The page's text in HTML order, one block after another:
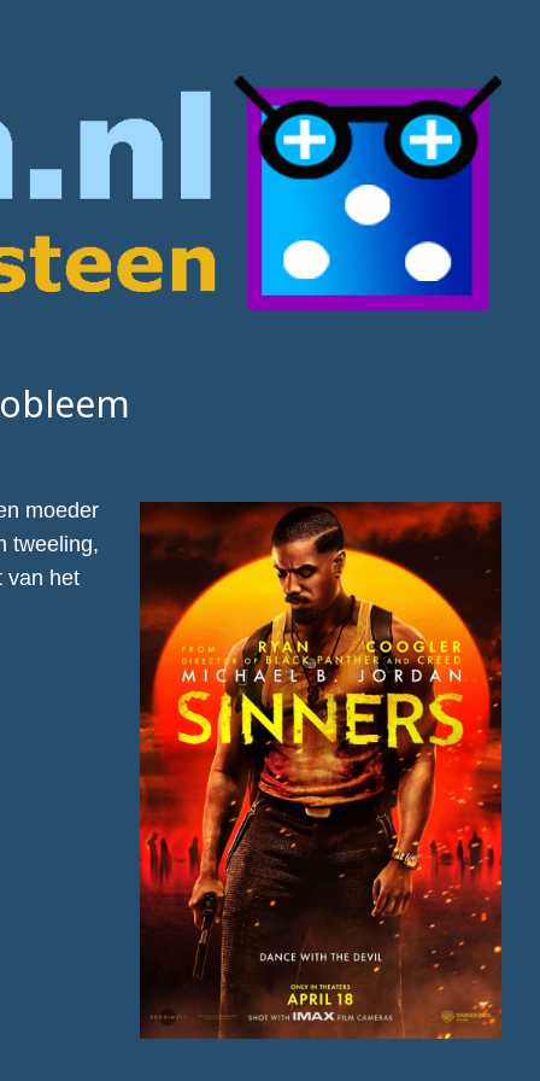
moeder
tweeling,
van het